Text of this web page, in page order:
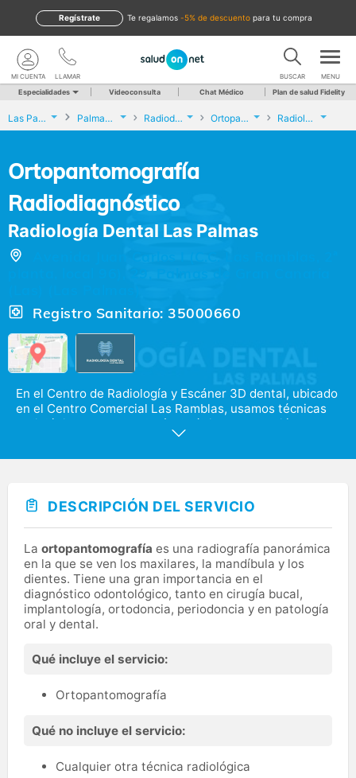
te regalamos -5% de descuento para tu compra
Regístrate
LLAMAR
MI CUENTA BUSCAR MENU
Especialidades Videoconsulta Chat Médico Plan de salud Fidelity
Las Palmas Palmas de Gran Canaria (Las) Radiodiagnóstico Ortopantomografía Radiodiagnóstico Radiología Dental Las Palmas
Ortopantomografía
Radiodiagnóstico
Radiología Dental Las Palmas
Registro Sanitario: 35000660
En el Centro de Radiología y Escáner 3D dental, ubicado
en el Centro Comercial Las Ramblas, usamos técnicas
radiológicas con tecnología de última generación, que
mejoran el rendimiento de los procesos de estudio
aparcamiento Gratuito, gracias a nuestra localización.
Además de contar con la rapidez, efectividad y calidad
de los servicios que les ofrecemos. El Equipo de
Radiología Dental Las Palmas te espera con las puertas
abiertas de Lunes a Viernes de 10:00h a 18:30h.
DESCRIPCIÓN DEL SERVICIO
La ortopantomografía es una radiografía panorámica
en la que se ven los maxilares, la mandíbula y los
dientes. Tiene una gran importancia en el
diagnóstico odontológico, tanto en cirugía bucal,
implantología, ortodoncia, periodoncia y en patología
oral y dental.
Qué incluye el servicio:
Ortopantomografía
Qué no incluye el servicio:
Cualquier otra técnica radiológica